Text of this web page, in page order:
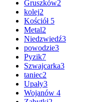
Gruszków2
kolej2
Kościół 5
Metal2
Niedzwiedź3
powodzie3
Pyzik7
Szwajcarka3
taniec2
Upały3
Wojanów 4